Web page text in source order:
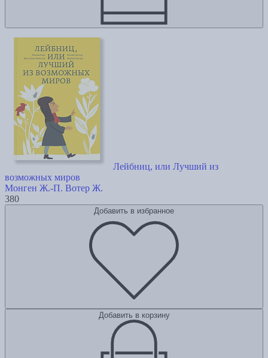
Лейбниц, или Лучший из
возможных миров
Монген Ж.-П. Вотер Ж.
380
Добавить в избранное
Добавить в корзину